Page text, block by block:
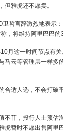
但雅虎还不愿卖。
哲言辞激烈地表示
，将维持阿里巴巴
月这一时间节点有
马云等管理层一样
合适人选，不会打破
不菲，投行人士预
虎暂时不愿出售阿里